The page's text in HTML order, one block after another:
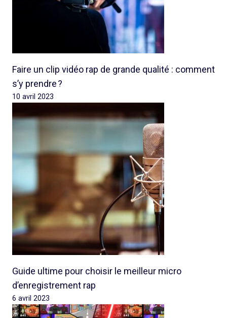
Faire un clip vidéo rap de grande qualité : comment
s’y prendre ?
10 avril 2023
Guide ultime pour choisir le meilleur micro
d’enregistrement rap
6 avril 2023